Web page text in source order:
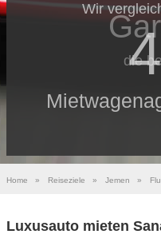
Wir
die
Home » Reiseziele » Jemen »
Luxusauto mieten